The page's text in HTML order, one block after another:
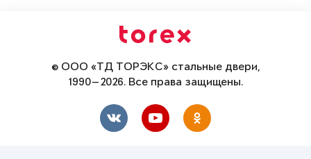
© ООО «ТД ТОРЭКС» стальные двери,
1990—2026. Все права защищены.